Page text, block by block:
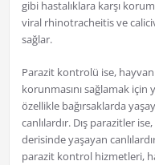
gibi hastalıklara karşı
viral rhinotracheitis ve
sağlar.
Parazit kontrolü ise,
korunmasını sağlamak için
özellikle bağırsaklarda
canlılardır. Dış parazitler
derisinde yaşayan
parazit kontrol hizmetleri,